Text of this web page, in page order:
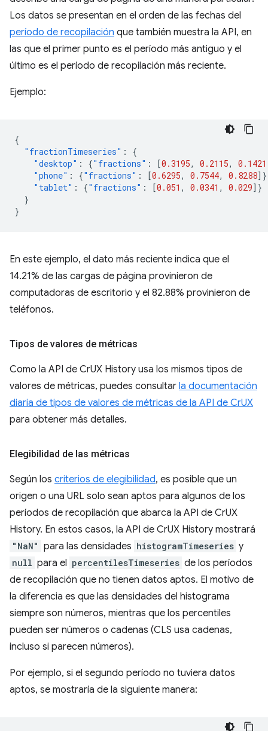
Los datos se presentan en el orden de las fechas del
período de recopilación que también muestra la API, en
las que el primer punto es el período más antiguo y el
último es el período de recopilación más reciente.
Ejemplo:
{
"fractionTimeseries" :
{
"desktop" : {"fractions" : [0.3195, 0.2115, 0.1421
"phone" : {"fractions" : [0.6295, 0.7544, 0.8288
"tablet" : {"fractions" : [0.051 , 0.0341 , 0.029]}
}
}
En este ejemplo, el dato más reciente indica que el
14.21% de las cargas de página provinieron de
computadoras de escritorio y el 82.88% provinieron de
teléfonos.
Tipos de valores de métricas
Como la API de CrUX History usa los mismos tipos de
valores de métricas, puedes consultar la documentación
diaria de tipos de valores de métricas de la API de CrUX
para obtener más detalles.
Elegibilidad de las métricas
Según los criterios de elegibilidad, es posible que un
origen o una URL solo sean aptos para algunos de los
períodos de recopilación que abarca la API de CrUX
History. En estos casos, la API de CrUX History mostrará
"NaN" para las densidades histogramTimeseries y
null para el percentilesTimeseries de los períodos
de recopilación que no tienen datos aptos. El motivo de
la diferencia es que las densidades del histograma
siempre son números, mientras que los percentiles
pueden ser números o cadenas (CLS usa cadenas,
incluso si parecen números).
Por ejemplo, si el segundo período no tuviera datos
aptos, se mostraría de la siguiente manera: